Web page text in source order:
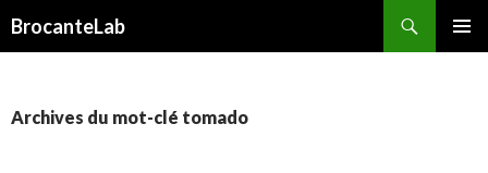
BrocanteLab
PRINCIPAL
Archives du mot-clé tomado